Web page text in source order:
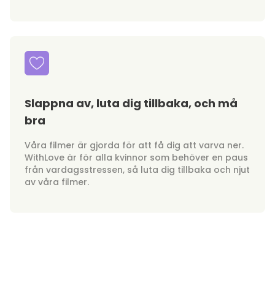
Slappna av, luta dig tillbaka, och må
bra
Våra filmer är gjorda för att få dig att varva ner.
WithLove är för alla kvinnor som behöver en paus
från vardagsstressen, så luta dig tillbaka och njut
av våra filmer.